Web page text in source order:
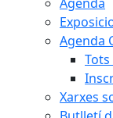
Agenda
Xarxes